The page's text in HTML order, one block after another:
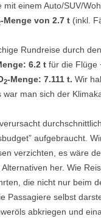
mit einem Auto/SUV/
-Menge von 2.7 t (inkl.
Rundreise durch
6.2 t für die Flüge
2-Menge: 7.111 t. Wir
man sich der
aufgebraucht.
verzichten, es wäre
her. Wie
die nicht nur beim
Passagiere selbst
abkriegen und